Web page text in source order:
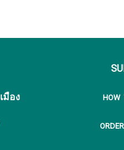
มือง
HOW